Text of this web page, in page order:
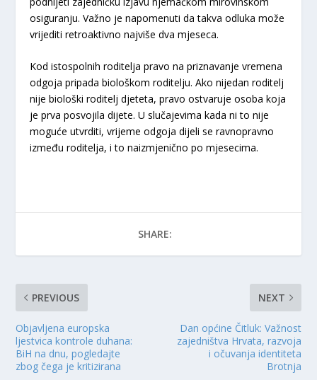
osiguranju. Važno je napomenuti da takva odluka može
vrijediti retroaktivno najviše dva mjeseca.
Kod istospolnih roditelja pravo na priznavanje vremena
odgoja pripada biološkom roditelju. Ako nijedan roditelj
nije biološki roditelj djeteta, pravo ostvaruje osoba koja
je prva posvojila dijete. U slučajevima kada ni to nije
moguće utvrditi, vrijeme odgoja dijeli se ravnopravno
između roditelja, i to naizmjenično po mjesecima.
SHARE:
PREVIOUS
Objavljena europska
ljestvica kontrole duhana:
BiH na dnu, pogledajte
zbog čega je kritizirana
NEXT
Dan općine Čitluk: Važnost
zajedništva Hrvata, razvoja
i očuvanja identiteta
Brotnja